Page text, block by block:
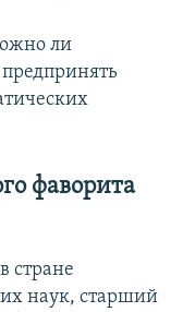
ли
предпринять
фаворита
стране
наук, старший